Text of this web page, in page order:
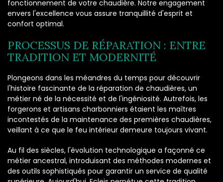
fonctionnement de votre chaudière. Notre engagement
envers l'excellence vous assure tranquillité d'esprit et
confort optimal.
PROCESSUS DE RÉPARATION : ENTRE
TRADITION ET MODERNITÉ
Plongeons dans les méandres du temps pour découvrir
l'histoire fascinante de la réparation de chaudières, un
métier né de la nécessité et de l'ingéniosité. Autrefois, les
forgerons et artisans charbonniers étaient les maîtres
incontestés de la maintenance des premières chaudières,
veillant à ce que le feu intérieur demeure toujours vivant.
Au fil des siècles, l'évolution technologique a façonné ce
métier ancestral, introduisant des méthodes modernes et
des outils sophistiqués pour garantir un service de qualité